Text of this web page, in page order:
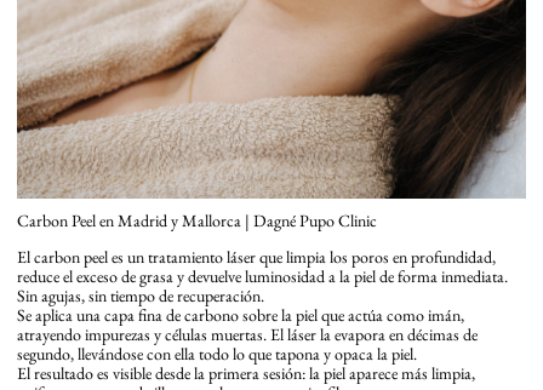
Carbon Peel en Madrid y Mallorca | Dagné Pupo Clinic
El carbon peel es un tratamiento láser que limpia los poros en profundidad,
reduce el exceso de grasa y devuelve luminosidad a la piel de forma inmediata.
Sin agujas, sin tiempo de recuperación.
Se aplica una capa fina de carbono sobre la piel que actúa como imán,
atrayendo impurezas y células muertas. El láser la evapora en décimas de
segundo, llevándose con ella todo lo que tapona y opaca la piel.
El resultado es visible desde la primera sesión: la piel aparece más limpia,